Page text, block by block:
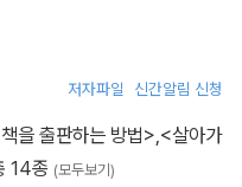
저자파일 신간알림 신청
을 출판하는 방법>,<살아가
14종 (모두보기)